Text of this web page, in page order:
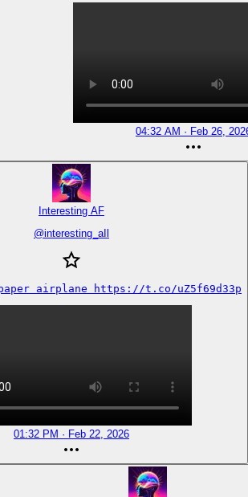
04:32 AM · Feb 26,
Interesting AF
@interesting_aIl
airplane https://t.co/uZ5f69d33p
01:32 PM · Feb 22, 2026